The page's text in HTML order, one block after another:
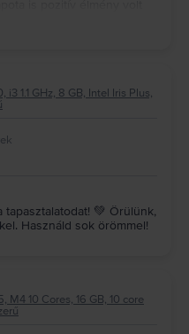
1.1 GHz, 8 GB, Intel Iris Plus,
💚 Örülünk,
Használd sok örömmel!
10 Cores, 16 GB, 10 core